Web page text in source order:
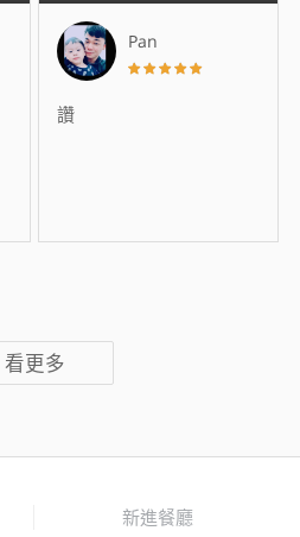
Pan
讚
看更多
新進餐廳